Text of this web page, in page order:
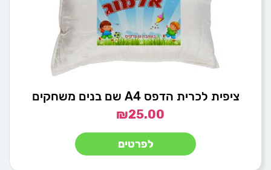
ציפית לכרית הדפס A4 שם בנים משחקים
₪25.00
לפרטים